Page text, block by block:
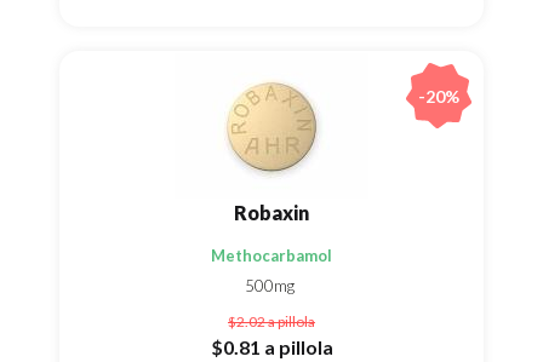
Robaxin
Methocarbamol
500mg
$2.02a pillola
$0.81 a pillola
-20%